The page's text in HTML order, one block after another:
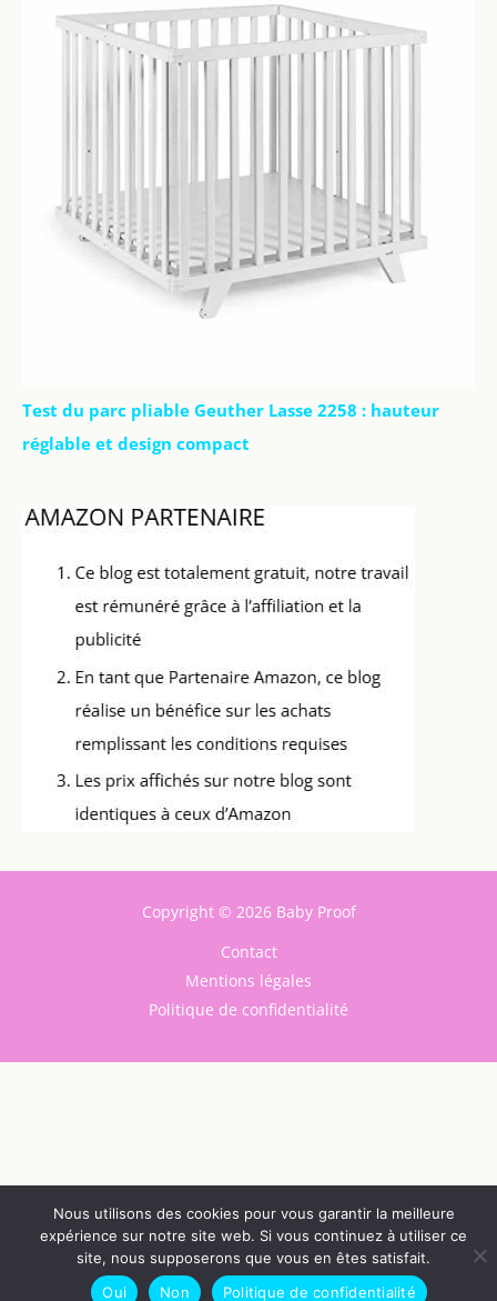
Test du parc pliable Geuther Lasse 2258 : hauteur
réglable et design compact
Copyright © 2026 Baby Proof
Contact
Mentions légales
Politique de confidentialité
Nous utilisons des cookies pour vous garantir la meilleure
expérience sur notre site web. Si vous continuez à utiliser ce
site, nous supposerons que vous en êtes satisfait.
Oui
Non Politique de confidentialité